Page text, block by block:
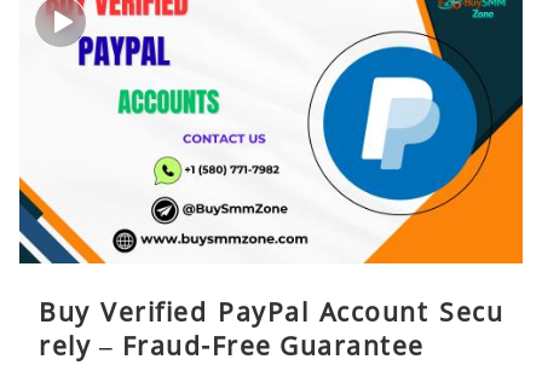
Buy Verified PayPal Account Secu
rely – Fraud-Free Guarantee